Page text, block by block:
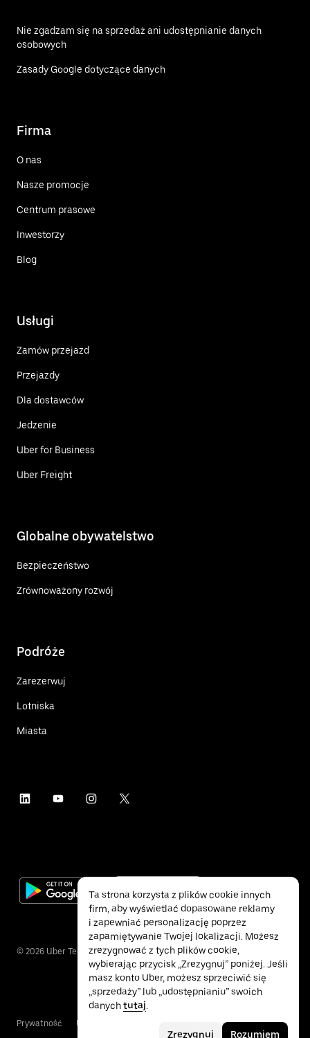
Nie zgadzam się na sprzedaż ani udostępnianie danych
osobowych
Zasady Google dotyczące danych
Firma
O nas
Nasze promocje
Centrum prasowe
Inwestorzy
Blog
Usługi
Zamów przejazd
Przejazdy
Dla dostawców
Jedzenie
Uber for Business
Uber Freight
Globalne obywatelstwo
Bezpieczeństwo
Zrównoważony rozwój
Podróże
Zarezerwuj
Lotniska
Miasta
© 2026 Uber Technologies Inc.
Prywatność Ułatwienia dostępu
Ta strona korzysta z plików cookie innych
firm, aby wyświetlać dopasowane reklamy
i zapewniać personalizację poprzez
zapamiętywanie Twojej lokalizacji. Możesz
zrezygnować z tych plików cookie,
wybierając przycisk „Zrezygnuj” poniżej. Jeśli
masz konto Uber, możesz sprzeciwić się
„sprzedaży” lub „udostępnianiu” swoich
danychtutaj.
Zrezygnuj Rozumiem